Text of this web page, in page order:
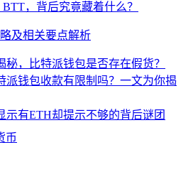
，背后究竟藏着什么？
及相关要点解析
秘，比特派钱包是否存在假货？
派钱包收款有限制吗？一文为你揭
示有ETH却提示不够的背后谜团
币